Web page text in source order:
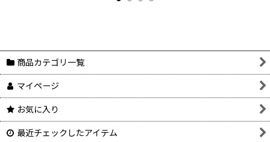
商品カテゴリ一覧
マイページ
お気に入り
最近チェックしたアイテム